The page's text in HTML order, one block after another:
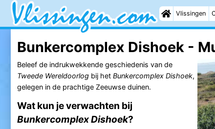
Vlissingen
Bunkercomplex Dishoek -
Beleef de indrukwekkende geschiedenis van de
Tweede Wereldoorlogbij het Bunkercomplex Dishoek,
gelegen in de prachtige Zeeuwse duinen.
Wat kun je verwachten bij
Bunkercomplex Dishoek?